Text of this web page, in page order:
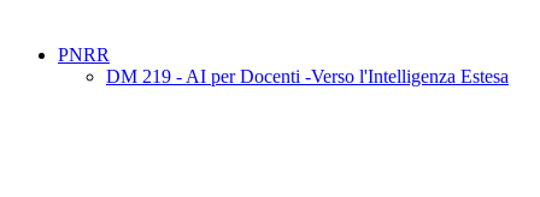
PNRR
DM 219 - AI per Docenti -Verso l'Intelligenza Estesa